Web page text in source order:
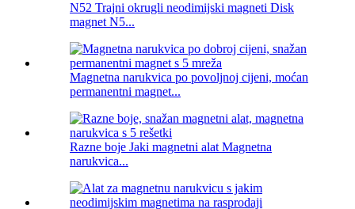
N52 Trajni okrugli neodimijski magneti Disk
magnet N5...
Magnetna narukvica po povoljnoj cijeni, moćan
permanentni magnet...
Razne boje Jaki magnetni alat Magnetna
narukvica...